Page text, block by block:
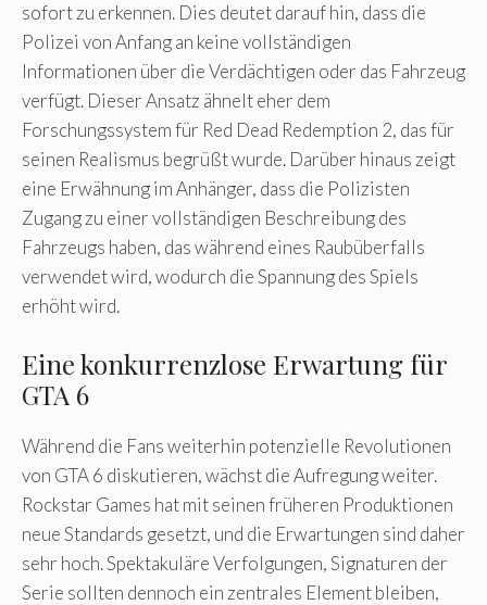
sofort zu erkennen. Dies deutet darauf hin, dass die
Polizei von Anfang an keine vollständigen
Informationen über die Verdächtigen oder das Fahrzeug
verfügt. Dieser Ansatz ähnelt eher dem
Forschungssystem für Red Dead Redemption 2, das für
seinen Realismus begrüßt wurde. Darüber hinaus zeigt
eine Erwähnung im Anhänger, dass die Polizisten
Zugang zu einer vollständigen Beschreibung des
Fahrzeugs haben, das während eines Raubüberfalls
verwendet wird, wodurch die Spannung des Spiels
erhöht wird.
Eine konkurrenzlose Erwartung für
GTA 6
Während die Fans weiterhin potenzielle Revolutionen
von GTA 6 diskutieren, wächst die Aufregung weiter.
Rockstar Games hat mit seinen früheren Produktionen
neue Standards gesetzt, und die Erwartungen sind daher
sehr hoch. Spektakuläre Verfolgungen, Signaturen der
Serie sollten dennoch ein zentrales Element bleiben,